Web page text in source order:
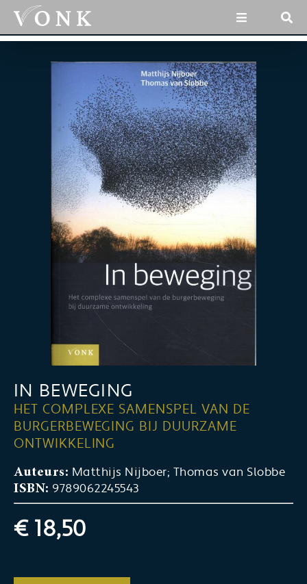
IN BEWEGING
HET COMPLEXE SAMENSPEL VAN DE
BURGERBEWEGING BIJ DUURZAME
ONTWIKKELING
Auteurs: Matthijs Nijboer; Thomas van Slobbe
ISBN: 9789062245543
€ 18,50